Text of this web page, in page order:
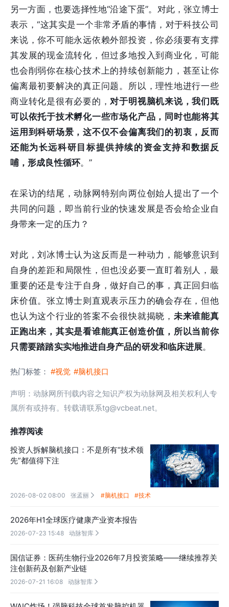
另一方面，也要选择性地“沿途下蛋”。对此，张立博士
表示，“这其实是一个非常矛盾的事情，对于科技公司
来说，你不可能永远依赖外部投资，你必须要有支撑
其发展的现金流转化，但过多地投入到商业化，可能
也会削弱你在核心技术上的持续创新能力，甚至让你
偏离最初要解决的真正问题。所以，理性地进行一些
商业转化是很有必要的， 对于明视脑机来说，我们既
可以依托于技术孵化一些市场化产品，同时也能将其
运用到科研场景，这不仅不会偏离我们的初衷，反而
还能为长远科研目标提供持续的资金支持和数据反
哺，形成良性循环。”
在采访的结尾，动脉网特别向两位创始人提出了一个
共同的问题，即当前行业的快速发展是否会给企业自
身带来一定的压力？
对此，刘冰博士认为这反而是一种动力，能够意识到
自身的差距和局限性，但也没必要一直盯着别人，最
重要的还是专注于自身，做好自己的事，真正回归临
床价值。张立博士则直观表示压力的确会存在，但他
也认为这个行业的答案不会很快就揭晓， 未来谁能真
正跑出来，其实是看谁能真正创造价值，所以当前你
只需要踏踏实实地推进自身产品的研发和临床进展。
热门标签： #视觉 #脑机接口
声明：动脉网所刊载内容之知识产权为动脉网及相关权利人专
属所有或持有。转载请联系tg@vcbeat.net。
推荐阅读
投资人拆解脑机接口：不是所有“技术领
先”都值得下注
2026-08-02 08:00 张孟丽  #脑机接口 #技术
2026年H1全球医疗健康产业资本报告
2026-07-23 15:48 动脉智库 
国信证券：医药生物行业2026年7月投资策略——继续推荐关
注创新药及创新产业链
2026-07-21 16:08 动脉智库 